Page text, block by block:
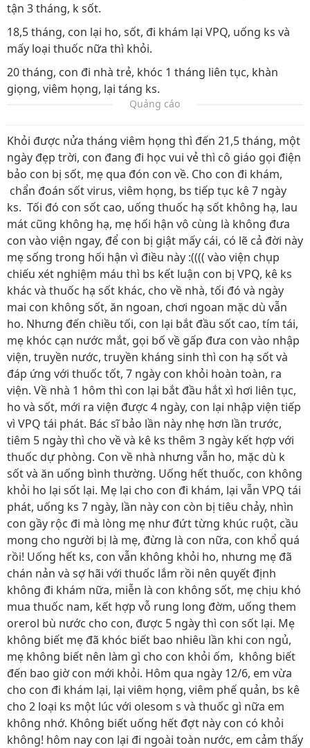
tận 3 tháng, k sốt.
18,5 tháng, con lại ho, sốt, đi khám lại VPQ, uống ks và
mấy loại thuốc nữa thì khỏi.
20 tháng, con đi nhà trẻ, khóc 1 tháng liên tục, khàn
giọng, viêm họng, lại táng ks.
Quảng cáo
Khỏi được nửa tháng viêm họng thì đến 21,5 tháng, một
ngày đẹp trời, con đang đi học vui vẻ thì cô giáo gọi điện
bảo con bị sốt, mẹ qua đón con về. Cho con đi khám,
chẩn đoán sốt virus, viêm họng, bs tiếp tục kê 7 ngày
ks. Tối đó con sốt cao, uống thuốc hạ sốt không hạ, lau
mát cũng không hạ, mẹ hối hận vô cùng là không đưa
con vào viện ngay, để con bị giật mấy cái, có lẽ cả đời này
mẹ sống trong hối hận vì điều này :(((( vào viện chụp
chiếu xét nghiệm máu thì bs kết luận con bị VPQ, kê ks
khác và thuốc hạ sốt khác, cho về nhà, tối đó và ngày
mai con không sốt, ăn ngoan, chơi ngoan mặc dù vẫn
ho. Nhưng đến chiều tối, con lại bắt đầu sốt cao, tím tái,
mẹ khóc cạn nước mắt, gọi bố về gấp đưa con vào nhập
viện, truyền nước, truyền kháng sinh thì con hạ sốt và
đáp ứng với thuốc tốt, 7 ngày con khỏi hoàn toàn, ra
viện. Về nhà 1 hôm thì con lại bắt đầu hắt xì hơi liên tục,
ho và sốt, mới ra viện được 4 ngày, con lại nhập viện tiếp
vì VPQ tái phát. Bác sĩ bảo lần này nhẹ hơn lần trước,
tiêm 5 ngày thì cho về và kê ks thêm 3 ngày kết hợp với
thuốc dự phòng. Con về nhà nhưng vẫn ho, mặc dù k
sốt và ăn uống bình thường. Uống hết thuốc, con không
khỏi ho lại sốt lại. Mẹ lại cho con đi khám, lại vẫn VPQ tái
phát, uống ks 7 ngày, lần này con còn bị tiêu chảy, nhìn
con gầy rộc đi mà lòng mẹ như đứt từng khúc ruột, cầu
mong cho người bị là mẹ, đừng là con nữa, con khổ quá
rồi! Uống hết ks, con vẫn không khỏi ho, nhưng mẹ đã
chán nản và sợ hãi với thuốc lắm rồi nên quyết định
không đi khám nữa, miễn là con không sốt, mẹ chịu khó
mua thuốc nam, kết hợp vỗ rung long đờm, uống them
orerol bù nước cho con, được 5 ngày thì con sốt lại. Mẹ
không biết mẹ đã khóc biết bao nhiêu lần khi con ngủ,
mẹ không biết nên làm gì cho con khỏi ốm, không biết
đến bao giờ con mới khỏi. Hôm qua ngày 12/6, em vừa
cho con đi khám lại, lại viêm họng, viêm phế quản, bs kê
cho 2 loại ks một lúc với olesom s và thuốc gì nữa em
không nhớ. Không biết uống hết đợt này con có khỏi
không! hôm nay con lại đi ngoài toàn nước, em cảm thấy